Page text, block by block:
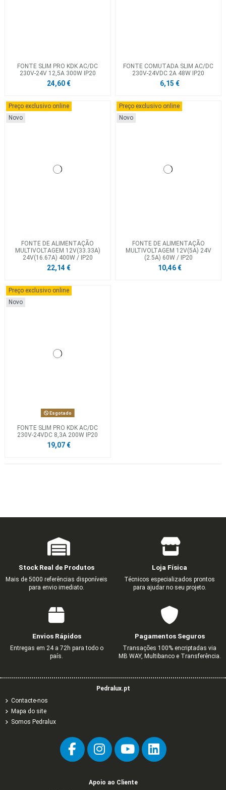
FONTE SLIM PRO KDK AC/DC
230V-24V 12,5A 300W IP20
24,60 €
FONTE COMUTADA SLIM AC/DC
230V-24VDC 2A 48W IP20
6,15 €
Preço exclusivo online
Novo
FONTE DE ALIMENTAÇÃO
MULTIVOLTAGEM 12V(33.33A)
24V(16.67A) 400W / IP20
22,14 €
Preço exclusivo online
Novo
FONTE DE ALIMENTAÇÃO
MULTIVOLTAGEM 12V(5A) 24V
(2.5A) 60W / IP20
10,46 €
Preço exclusivo online
Novo
Esgotado
FONTE SLIM PRO KDK AC/DC
230V-24VDC 8,3A 200W IP20
19,07 €
Stock Real de Produtos
Mais de 5000 referências disponíveis
para envio imediato.
Loja Física
Técnicos especializados prontos
para ajudar no seu projeto.
Envios Rápidos
Entregas em 24 a 72h para todo o
país.
Pagamentos Seguros
Transações 100% encriptadas via
MB WAY, Multibanco e Transferência.
Pedralux.pt
Contacte-nos
Mapa do site
Somos Pedralux
Apoio ao Cliente